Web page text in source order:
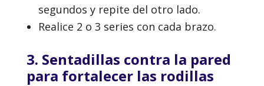
segundos y repite del otro lado.
Realice 2 o 3 series con cada brazo.
3. Sentadillas contra la pared
para fortalecer las rodillas